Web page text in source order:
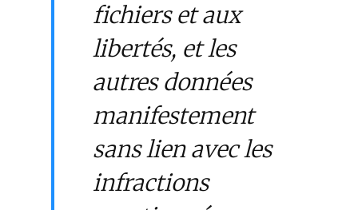
fichiers et aux
libertés, et les
autres données
manifestement
sans lien avec les
infractions